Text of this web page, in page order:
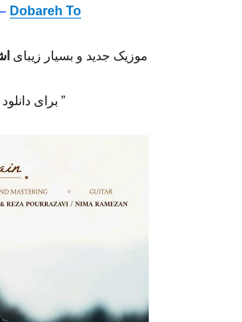
Dobareh To
موزیک جدید و بسیار زیبای
” برای